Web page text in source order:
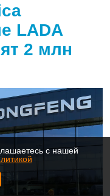
LADA
2 млн
с нашей